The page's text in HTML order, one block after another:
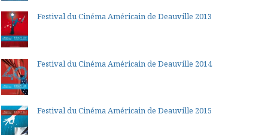
Festival du Cinéma Américain de Deauville 2013
Festival du Cinéma Américain de Deauville 2014
Festival du Cinéma Américain de Deauville 2015